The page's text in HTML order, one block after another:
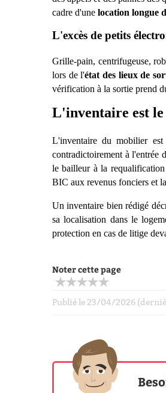
cadre d'une location longue
L'excès de petits
Grille-pain, centrifugeuse,
lors de l'état des lieux de
vérification à la sortie prend
L'inventaire est
L'inventaire du mobilier
contradictoirement àl'entrée
le bailleur àla
BIC aux revenus fonciers et
Un inventaire bien rédigé d
sa localisation dans le
protection en cas de litige
Noter cette page
Publié le 23/04/2026